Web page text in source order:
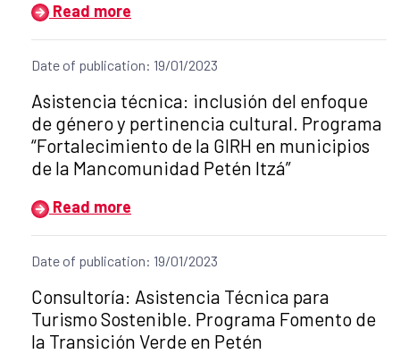
Read more
Date of publication: 19/01/2023
Title of the announcement:
Asistencia técnica: inclusión del enfoque
de género y pertinencia cultural. Programa
“Fortalecimiento de la GIRH en municipios
de la Mancomunidad Petén Itzá”
Read more
Date of publication: 19/01/2023
Title of the announcement:
Consultoría: Asistencia Técnica para
Turismo Sostenible. Programa Fomento de
la Transición Verde en Petén